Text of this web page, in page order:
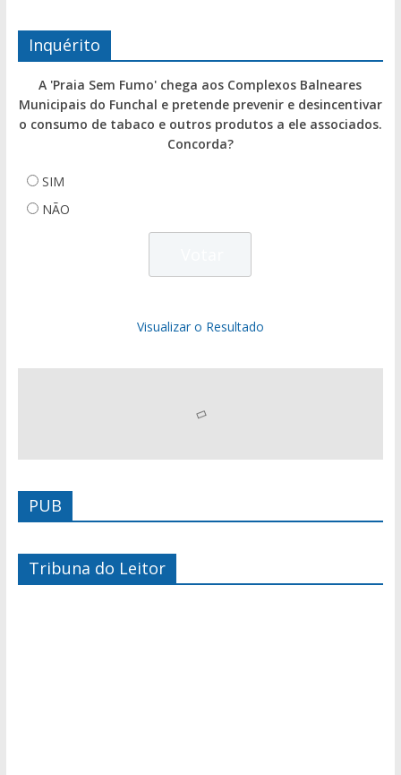
Inquérito
A 'Praia Sem Fumo' chega aos Complexos Balneares
Municipais do Funchal e pretende prevenir e desincentivar
o consumo de tabaco e outros produtos a ele associados.
Concorda?
SIM
NÃO
Visualizar o Resultado
PUB
Tribuna do Leitor